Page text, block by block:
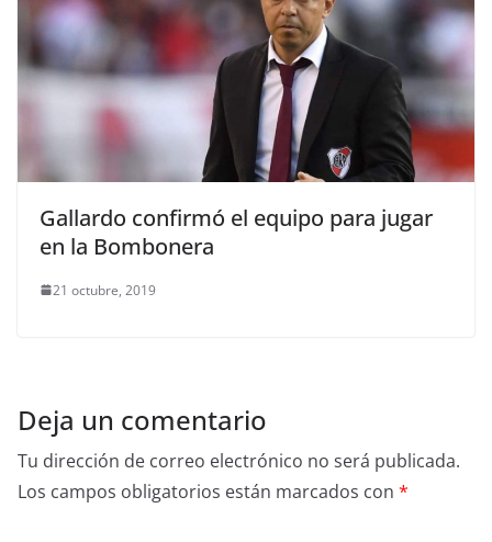
Gallardo confirmó el equipo para jugar
en la Bombonera
21 octubre, 2019
Deja un comentario
Tu dirección de correo electrónico no será publicada.
Los campos obligatorios están marcados con *